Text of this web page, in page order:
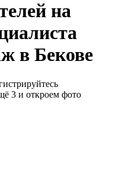
на
в Бекове
3 и откроем фото